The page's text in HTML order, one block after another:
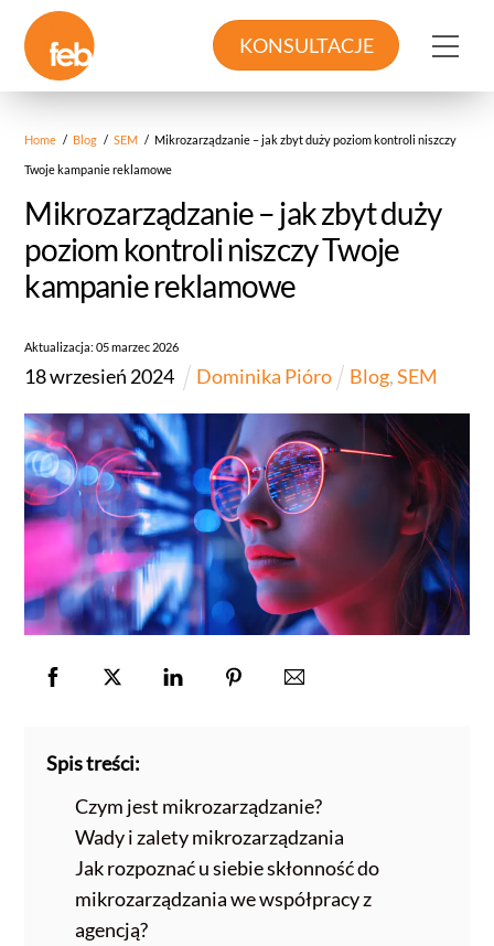
content
KONSULTACJE
Home / Blog / SEM / Mikrozarządzanie – jak zbyt duży poziom kontroli niszczy
Twoje kampanie reklamowe
Mikrozarządzanie – jak zbyt duży
poziom kontroli niszczy Twoje
kampanie reklamowe
Aktualizacja:05marzec 2026
18wrzesień 2024 Dominika Pióro Blog,SEM
Spis treści:
Czym jest mikrozarządzanie?
Wady i zalety mikrozarządzania
Jak rozpoznać u siebie skłonność do
mikrozarządzania we współpracy z
agencją?